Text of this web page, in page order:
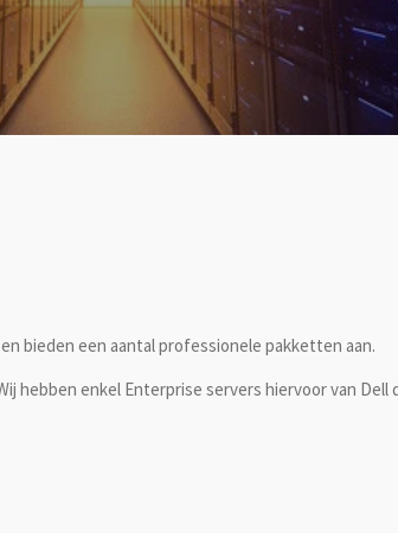
bieden een aantal professionele pakketten aan.
hebben enkel Enterprise servers hiervoor van